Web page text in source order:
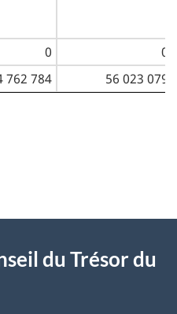
0
0
762 784 56 023 079
du Trésor du